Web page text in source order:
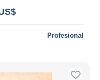
Profesional